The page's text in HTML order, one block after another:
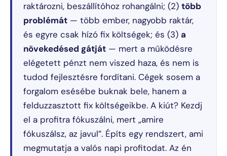
raktározni, beszállítóhoz rohangálni; (2) több
problémát — több ember, nagyobb raktár,
és egyre csak hízó fix költségek; és (3) a
növekedésed gátját — mert a működésre
elégetett pénzt nem viszed haza, és nem is
tudod fejlesztésre fordítani. Cégek sosem a
forgalom esésébe buknak bele, hanem a
felduzzasztott fix költségeikbe. A kiút? Kezdj
el a profitra fókuszálni, mert „amire
fókuszálsz, az javul”. Építs egy rendszert, ami
megmutatja a valós napi profitodat. Az én